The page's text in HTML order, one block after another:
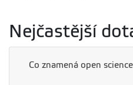
Nejčastější
Co znamená open